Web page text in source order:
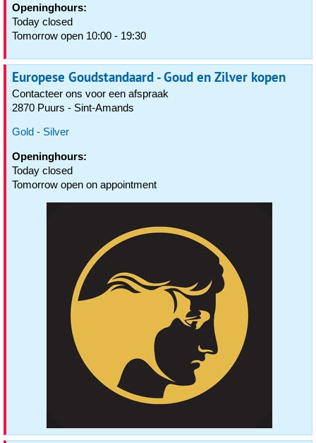
Openinghours:
Today closed
Tomorrow open 10:00 - 19:30
Europese Goudstandaard - Goud en Zilver kopen
Contacteer ons voor een afspraak
2870 Puurs - Sint-Amands
Gold - Silver
Openinghours:
Today closed
Tomorrow open on appointment